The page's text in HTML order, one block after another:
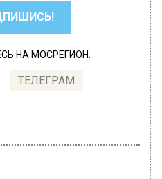
НА МОСРЕГИОН:
ТЕЛЕГРАМ